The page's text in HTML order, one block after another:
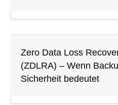
Zero Data Loss
(ZDLRA) – Wenn
Sicherheit bedeutet